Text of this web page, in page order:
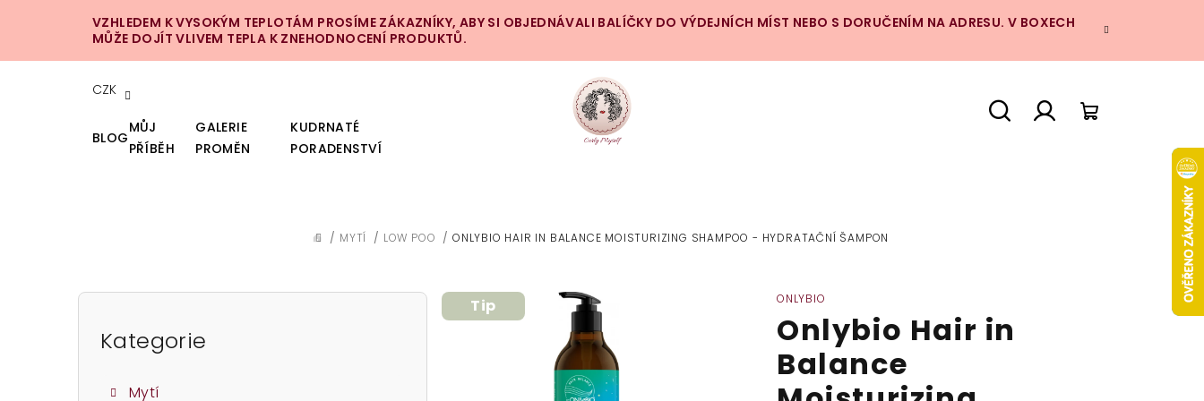
VZHLEDEM K VYSOKÝM TEPLOTÁM PROSÍME ZÁKAZNÍKY, ABY SI OBJEDNÁVALI BALÍČKY DO VÝDEJNÍCH MÍST NEBO S DORUČENÍM NA ADRESU. V BOXECH
MŮŽE DOJÍT VLIVEM TEPLA K ZNEHODNOCENÍ PRODUKTŮ.
CZK
BLOG
MŮJ
PŘÍBĚH
GALERIE
PROMĚN
KUDRNATÉ
PORADENSTVÍ
DOMŮ
/ MYTÍ / LOW POO / ONLYBIO HAIR IN BALANCE MOISTURIZING SHAMPOO - HYDRATAČNÍ ŠAMPON
P
Přeskočit
kategorie
Kategorie
Mytí
ONLYBIO
Onlybio Hair in
Balance
Tip